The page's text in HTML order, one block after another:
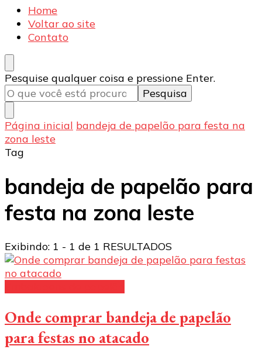
Blog | Arasa Embalagens
Confira conteúdos sobre embalagens para pizzas,
doces e salgados. Tudo para seu comércio com a
qualidade Arasa. Leia nossos conteúdos!
Home
Voltar ao site
Contato
Procurando
algo?
Pesquise qualquer coisa e pressione Enter.
Página inicial bandeja de papelão para festa na
zona leste
Tag
bandeja de papelão para
festa na zona leste
Exibindo: 1 - 1 de 1 RESULTADOS
Onde comprar bandeja de papelão
para festas no atacado